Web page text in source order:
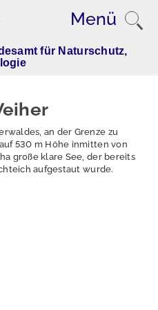
Menü
für Naturschutz,
an der Grenze zu
530 m Höhe inmitten von
große klare See, der bereits
aufgestaut wurde.